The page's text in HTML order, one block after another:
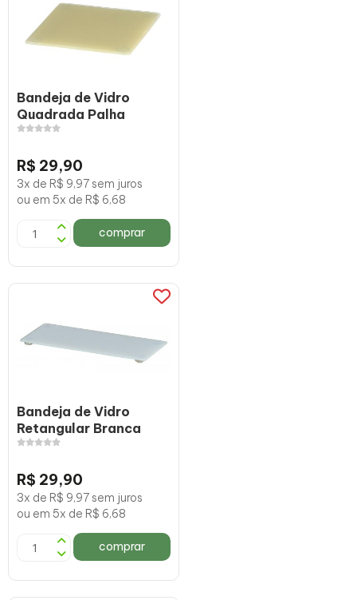
Bandeja de Vidro
Quadrada Palha
R$ 29,90
3x de R$ 9,97 sem juros
ou em 5x de R$ 6,68
comprar
Bandeja de Vidro
Retangular Branca
R$ 29,90
3x de R$ 9,97 sem juros
ou em 5x de R$ 6,68
comprar